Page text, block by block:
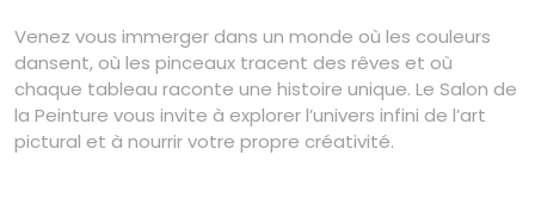
Venez vous immerger dans un monde où les couleurs
dansent, où les pinceaux tracent des rêves et où
chaque tableau raconte une histoire unique. Le Salon de
la Peinture vous invite à explorer l’univers infini de l’art
pictural et à nourrir votre propre créativité.